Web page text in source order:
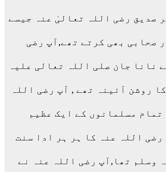
صدیق رضی اللہ تعالیٰ عنہ جیسے
صحابی بھی کرتے تھے,آپ رضی
نانا جان صلی اللہ تعالی علیہ
روشن آئینہ تھے , آپ رضی اللہ
تمام مسلمانوں کے ایک عظیم
اللہ عنہ کا ہر ہر ادا سنت
وسلم تھا,آپ رضی اللہ عنہ نے